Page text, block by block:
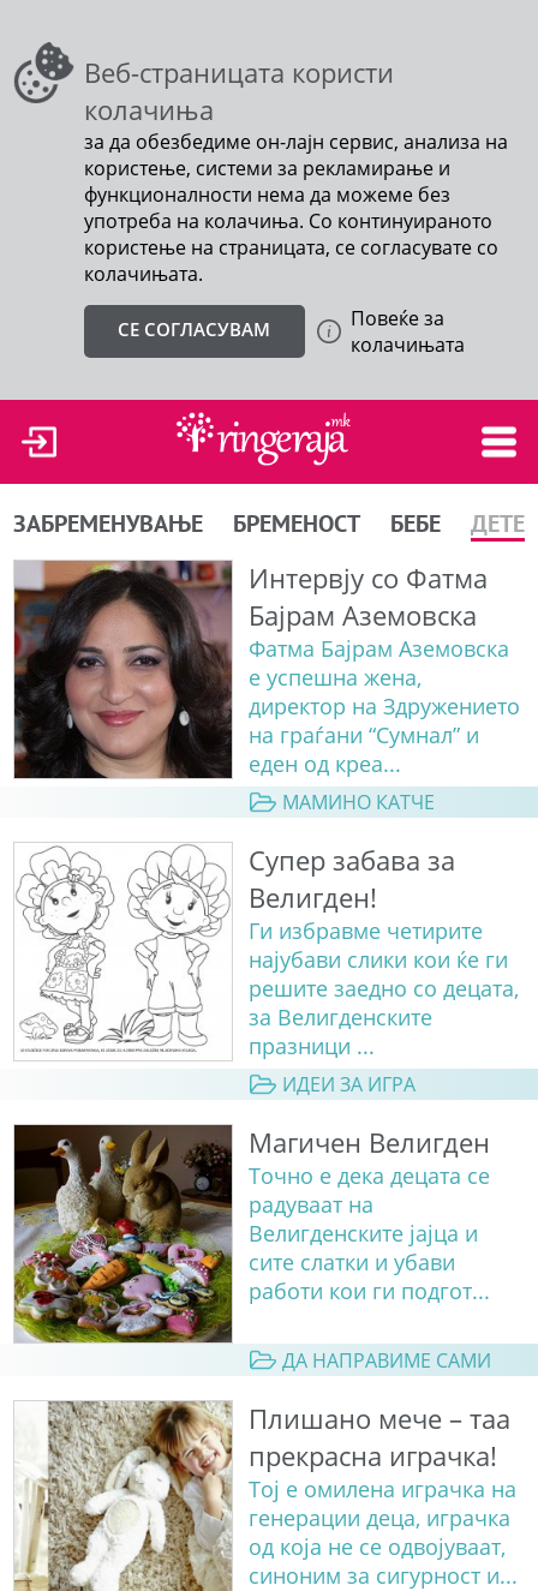
Веб-страницата користи
колачиња
за да обезбедиме он-лајн сервис, анализа на
користење, системи за рекламирање и
функционалности нема да можеме без
употреба на колачиња. Со континуираното
користење на страницата, се согласувате со
колачињата.
СЕ СОГЛАСУВАМ
Повеќе за
колачињата
ЗАБРЕМЕНУВАЊЕ БРЕМЕНОСТ БЕБЕ ДЕТЕ
Интервју со Фатма
Бајрам Аземовска
Фатма Бајрам Аземовска
е успешна жена,
директор на Здружението
на граѓани “Сумнал” и
еден од креа...
МАМИНО КАТЧЕ
Супер забава за
Велигден!
Ги избравме четирите
најубави слики кои ќе ги
решите заедно со децата,
за Велигденските
празници ...
ИДЕИ ЗА ИГРА
Магичен Велигден
Точно е дека децата се
радуваат на
Велигденските јајца и
сите слатки и убави
работи кои ги подгот...
ДА НАПРАВИМЕ САМИ
Плишано мече – таа
прекрасна играчка!
Тој е омилена играчка на
генерации деца, играчка
од која не се одвојуваат,
синоним за сигурност и...